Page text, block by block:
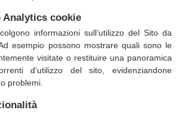
Analytics cookie
informazioni sull’utilizzo del Sito da
esempio possono mostrare quali sono le
visitate o restituire una panoramica
d’utilizzo del sito, evidenziandone
problemi.